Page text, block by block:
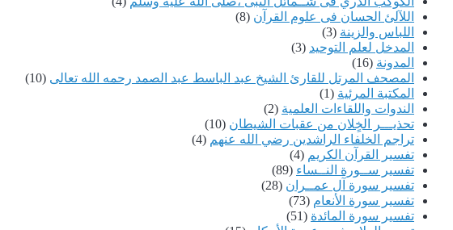
اللآلئ الحسان فى علوم القرآن (8)
اللباس والزينة (3)
المدخل لعلم التوحيد (3)
المدونة (16)
المصحف المرتل للقارئ الشيخ عبد الباسط عبد الصمد رحمه الله تعالى (10)
المكتبة المرئية (1)
الندوات واللقاءات العلمية (2)
تحذيـــر الخٍلان من عقبات الشيطان (10)
تراجم الخلفاء الراشدين رضي الله عنهم (4)
تفسير القرآن الكريم (4)
تفسير ســورة النــساء (89)
تفسير سورة آل عمــران (28)
تفسير سورة الأنعام (73)
تفسير سورة المائدة (51)